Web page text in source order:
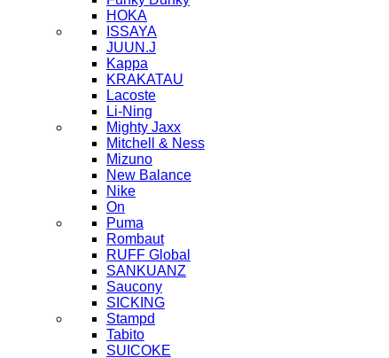
HOKA
ISSAYA
JUUN.J
Kappa
KRAKATAU
Lacoste
Li-Ning
Mighty Jaxx
Mitchell & Ness
Mizuno
New Balance
Nike
On
Puma
Rombaut
RUFF Global
SANKUANZ
Saucony
SICKING
Stampd
Tabito
SUICOKE